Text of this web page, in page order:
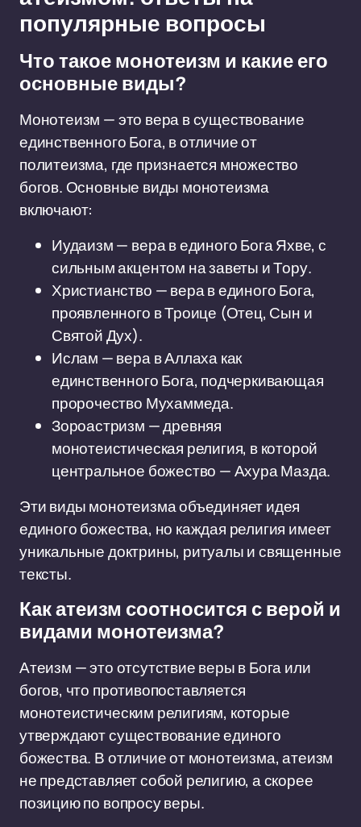
популярные вопросы
Что такое монотеизм и какие его
основные виды?
Монотеизм — это вера в существование
единственного Бога, в отличие от
политеизма, где признается множество
богов. Основные виды монотеизма
включают:
Иудаизм — вера в единого Бога Яхве, с
сильным акцентом на заветы и Тору.
Христианство — вера в единого Бога,
проявленного в Троице (Отец, Сын и
Святой Дух).
Ислам — вера в Аллаха как
единственного Бога, подчеркивающая
пророчество Мухаммеда.
Зороастризм — древняя
монотеистическая религия, в которой
центральное божество — Ахура Мазда.
Эти виды монотеизма объединяет идея
единого божества, но каждая религия имеет
уникальные доктрины, ритуалы и священные
тексты.
Как атеизм соотносится с верой и
видами монотеизма?
Атеизм — это отсутствие веры в Бога или
богов, что противопоставляется
монотеистическим религиям, которые
утверждают существование единого
божества. В отличие от монотеизма, атеизм
не представляет собой религию, а скорее
позицию по вопросу веры.